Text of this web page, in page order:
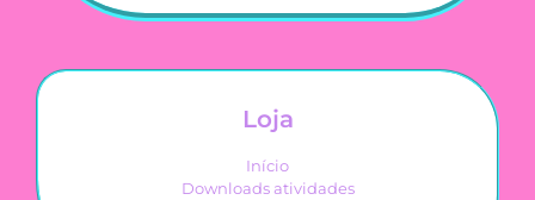
Loja
Início
Downloads atividades